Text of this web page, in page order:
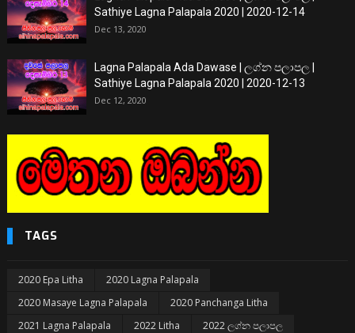
Sathiye Lagna Palapala 2020 | 2020-12-14
Dec 13, 2020
Lagna Palapala Ada Dawase | ලග්න පලාපල |
Sathiye Lagna Palapala 2020 | 2020-12-13
Dec 12, 2020
TAGS
2020 Epa Litha
2020 Lagna Palapala
2020 Masaye Lagna Palapala
2020 Panchanga Litha
2021 Lagna Palapala
2022 Litha
2022 ලග්න පලාපල